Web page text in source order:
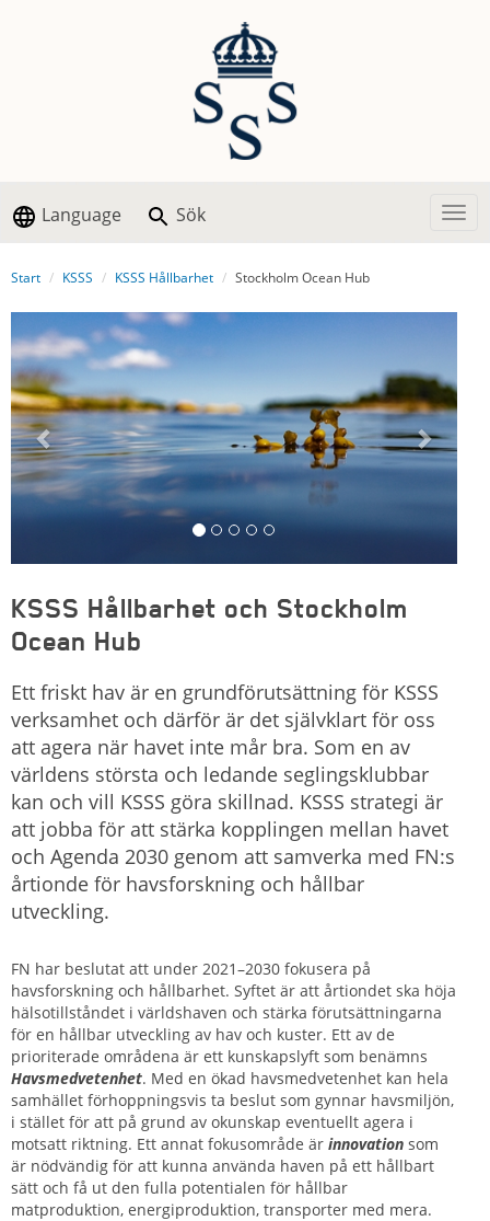
Language Sök
Start KSSS KSSS Hållbarhet Stockholm Ocean Hub
KSSS Hållbarhet och Stockholm
Ocean Hub
Ett friskt hav är en grundförutsättning för KSSS
verksamhet och därför är det självklart för oss
att agera när havet inte mår bra. Som en av
världens största och ledande seglingsklubbar
kan och vill KSSS göra skillnad. KSSS strategi är
att jobba för att stärka kopplingen mellan havet
och Agenda 2030 genom att samverka med FN:s
årtionde för havsforskning och hållbar
utveckling.
FN har beslutat att under 2021–2030 fokusera på
havsforskning och hållbarhet. Syftet är att årtiondet ska höja
hälsotillståndet i världshaven och stärka förutsättningarna
för en hållbar utveckling av hav och kuster. Ett av de
prioriterade områdena är ett kunskapslyft som benämns
Havsmedvetenhet. Med en ökad havsmedvetenhet kan hela
samhället förhoppningsvis ta beslut som gynnar havsmiljön,
i stället för att på grund av okunskap eventuellt agera i
motsatt riktning. Ett annat fokusområde är innovation som
är nödvändig för att kunna använda haven på ett hållbart
sätt och få ut den fulla potentialen för hållbar
matproduktion, energiproduktion, transporter med mera.